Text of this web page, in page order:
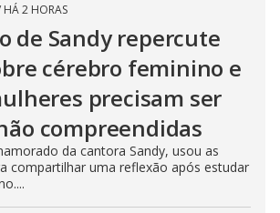
HÁ 2 HORAS
de Sandy repercute
cérebro feminino e
precisam ser
compreendidas
da cantora Sandy, usou as
compartilhar uma reflexão após estudar